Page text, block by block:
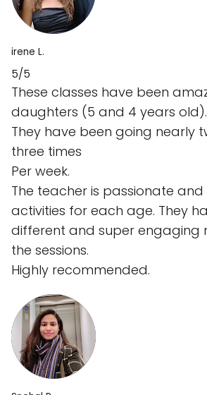
irene L.
5/5
These classes have been
daughters (5 and 4 years old).
They have been going nearly
three times
Per week.
The teacher is passionate
activities for each age. They
different and super engaging
the sessions.
Highly recommended.